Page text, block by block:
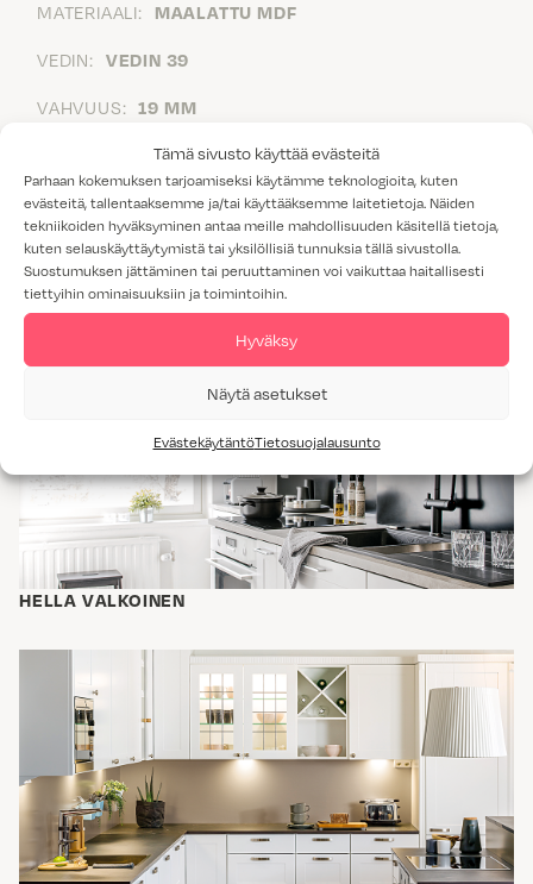
Tämä sivusto käyttää evästeitä
Parhaan kokemuksen tarjoamiseksi käytämme teknologioita, kuten
evästeitä, tallentaaksemme ja/tai käyttääksemme laitetietoja. Näiden
tekniikoiden hyväksyminen antaa meille mahdollisuuden käsitellä tietoja,
kuten selauskäyttäytymistä tai yksilöllisiä tunnuksia tällä sivustolla.
Suostumuksen jättäminen tai peruuttaminen voi vaikuttaa haitallisesti
tiettyihin ominaisuuksiin ja toimintoihin.
Hyväksy
Näytä asetukset
EvästekäytäntöTietosuojalausunto
MATERIAALI: MAALATTU MDF
VEDIN: VEDIN 39
VAHVUUS: 19 MM
HINTARYHMÄT:
MATTA 6
KIILTÄVÄ 7
Hella nähtävillä
HELLA VALKOINEN